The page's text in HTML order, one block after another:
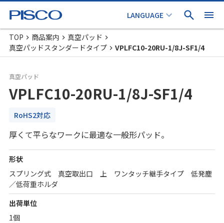
TOP 商品案内
真空パッド
真空パッドスタンダードタイプ
VPLFC10-20RU-1/8J-SF1/4
真空パッド
VPLFC10-20RU-1/8J-SF1/4
RoHS2対応
厚くて平らなワークに最適な一般形パッド。
形状
スプリング式 真空取出口 上 ワンタッチ継手タイプ 低発塵
／低荷重ホルダ
出荷単位
1個